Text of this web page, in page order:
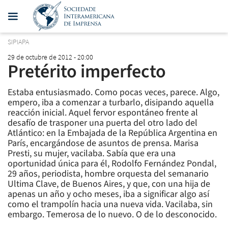
SIPIAPA
29 de octubre de 2012 - 20:00
Pretérito imperfecto
Estaba entusiasmado. Como pocas veces, parece. Algo,
empero, iba a comenzar a turbarlo, disipando aquella
reacción inicial. Aquel fervor espontáneo frente al
desafío de trasponer una puerta del otro lado del
Atlántico: en la Embajada de la República Argentina en
París, encargándose de asuntos de prensa. Marisa
Presti, su mujer, vacilaba. Sabía que era una
oportunidad única para él, Rodolfo Fernández Pondal,
29 años, periodista, hombre orquesta del semanario
Ultima Clave, de Buenos Aires, y que, con una hija de
apenas un año y ocho meses, iba a significar algo así
como el trampolín hacia una nueva vida. Vacilaba, sin
embargo. Temerosa de lo nuevo. O de lo desconocido.